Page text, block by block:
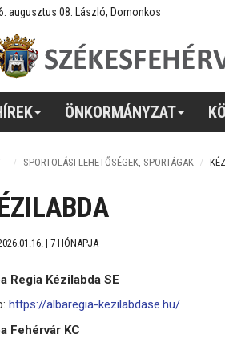
augusztus 08. László, Domonkos
ÖNKORMÁNYZAT
SPORTOLÁSI LEHETŐSÉGEK, SPORTÁGAK
| 7 HÓNAPJA
Regia Kézilabda SE
https://albaregia-kezilabdase.hu/
Fehérvár KC